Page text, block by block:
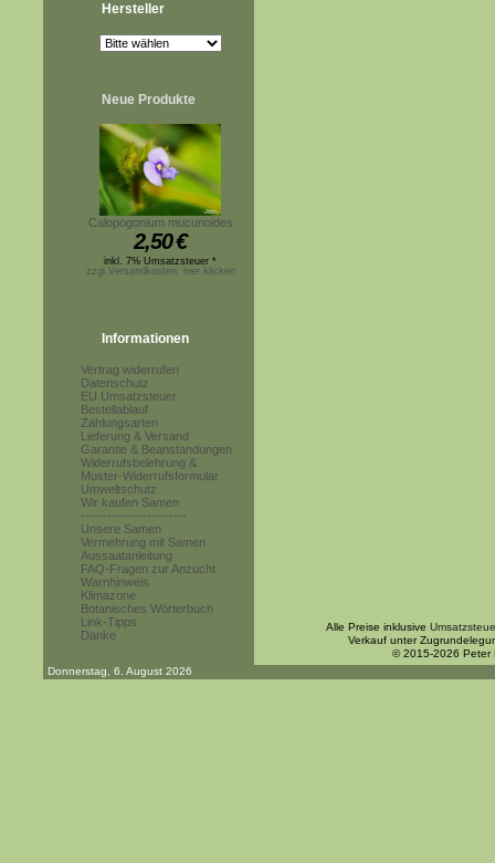
Hersteller
Neue Produkte
Calopogonium mucunoides
2,50€
inkl. 7% Umsatzsteuer *
zzgl.Versandkosten, hier klicken
Informationen
Vertrag widerrufen
Datenschutz
EU Umsatzsteuer
Bestellablauf
Zahlungsarten
Lieferung & Versand
Garantie & Beanstandungen
Widerrufsbelehrung &
Muster-Widerrufsformular
Umweltschutz
Wir kaufen Samen
------------------------
Unsere Samen
Vermehrung mit Samen
Aussaatanleitung
FAQ-Fragen zur Anzucht
Warnhinweis
Klimazone
Botanisches Wörterbuch
Link-Tipps
Danke
Alle Preise inklusive
Verkauf unter
© 2015-2026 Peter
Donnerstag, 6. August 2026